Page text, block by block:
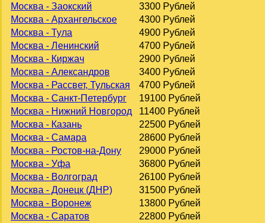
Москва - Заокский
3300 Рублей
Москва - Архангельское
4300 Рублей
Москва - Тула
4900 Рублей
Москва - Ленинский
4700 Рублей
Москва - Киржач
2900 Рублей
Москва - Александров
3400 Рублей
Москва - Рассвет, Тульская
4700 Рублей
Москва - Санкт-Петербург
19100 Рублей
Москва - Нижний Новгород
11400 Рублей
Москва - Казань
22500 Рублей
Москва - Самара
28600 Рублей
Москва - Ростов-на-Дону
29000 Рублей
Москва - Уфа
36800 Рублей
Москва - Волгоград
26100 Рублей
Москва - Донецк (ДНР)
31500 Рублей
Москва - Воронеж
13800 Рублей
Москва - Саратов
22800 Рублей